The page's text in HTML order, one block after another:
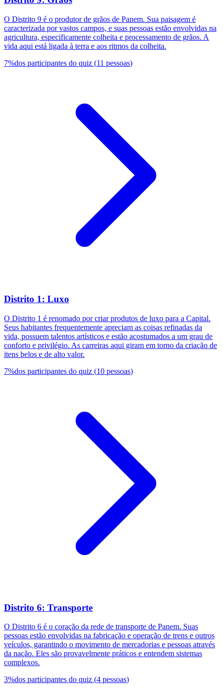
O Distrito 9 é o produtor de grãos de Panem. Sua paisagem é
caracterizada por vastos campos, e suas pessoas estão envolvidas na
agricultura, especificamente colheita e processamento de grãos. A
vida aqui está ligada à terra e aos ritmos da colheita.
7%dos participantes do quiz (11 pessoas)
Distrito 1: Luxo
O Distrito 1 é renomado por criar produtos de luxo para a Capital.
Seus habitantes frequentemente apreciam as coisas refinadas da
vida, possuem talentos artísticos e estão acostumados a um grau de
conforto e privilégio. As carreiras aqui giram em torno da criação de
itens belos e de alto valor.
7%dos participantes do quiz (10 pessoas)
Distrito 6: Transporte
O Distrito 6 é o coração da rede de transporte de Panem. Suas
pessoas estão envolvidas na fabricação e operação de trens e outros
veículos, garantindo o movimento de mercadorias e pessoas através
da nação. Eles são provavelmente práticos e entendem sistemas
complexos.
3%dos participantes do quiz (4 pessoas)